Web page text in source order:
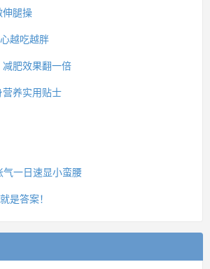
腿操
越吃越胖
肥效果翻一倍
养实用贴士
一日速显小蛮腰
是答案！